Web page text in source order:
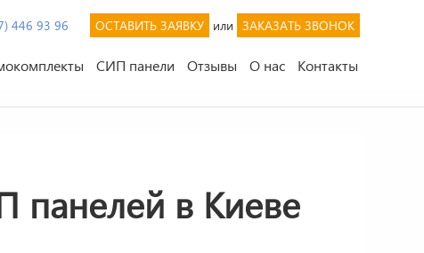
446 93 96 ОСТАВИТЬ ЗАЯВКУ или ЗАКАЗАТЬ ЗВОНОК
СИП панели Отзывы О нас Контакты
панелей в Киеве